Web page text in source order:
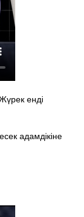
енді
адамдікіне